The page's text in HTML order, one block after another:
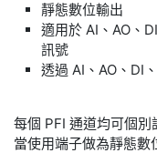
靜態數位輸出
適用於 AI、AO、
訊號
透過 AI、AO、DI
每個 PFI 通道均可個別
當使用端子做為靜態數